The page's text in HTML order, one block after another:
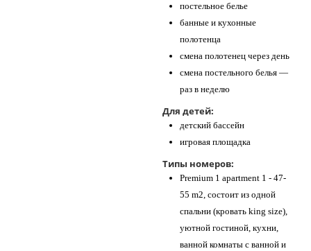
постельное белье
банные и кухонные
полотенца
смена полотенец через день
смена постельного белья —
раз в неделю
Для детей:
детский бассейн
игровая площадка
Типы номеров:
Premium 1 apartment 1 - 47-
55 m2, состоит из одной
спальни (кровать king size),
уютной гостиной, кухни,
ванной комнаты с ванной и